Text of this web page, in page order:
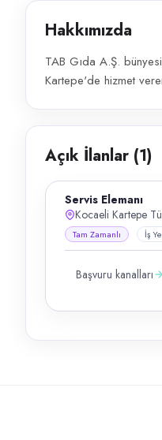
Hakkımızda
TAB Gıda A.Ş.
Kartepe'de hizmet
Açık İlanlar (1)
Servis Elemanı
Kocaeli Kartepe
Tam Zamanlı İş
Başvuru kanalları